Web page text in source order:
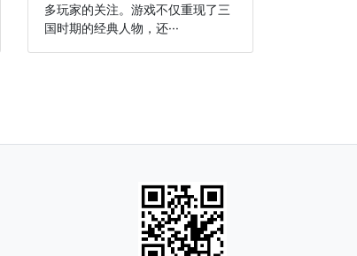
多玩家的关注。游戏不仅重现了三
国时期的经典人物，还···